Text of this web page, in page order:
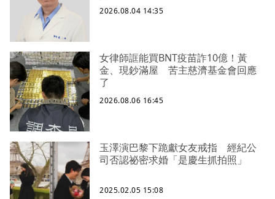
2026.08.04 14:35
女律師誆能買BNT疫苗詐10億！黃
金、現鈔滿屋 苦主慈濟基金會回應
了
2026.08.06 16:45
玉澤演巴黎下跪獻女友戒指 經紀公
司否認祕密求婚「是慶生抓拍照」
2025.02.05 15:08